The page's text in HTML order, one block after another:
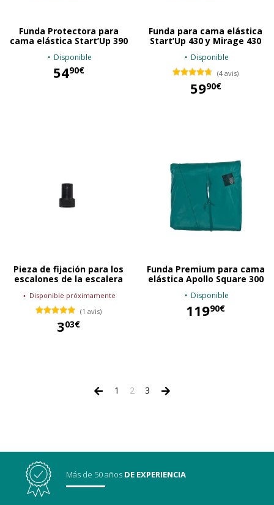
Funda Protectora para
cama elástica Start’Up 390
Disponible
5490€
Funda para cama elástica
Start’Up 430 y Mirage 430
Disponible
(4 avis)
5990€
Pieza de fijación para los
escalones de la escalera
Disponible próximamente
(1 avis)
303€
Funda Premium para cama
elástica Apollo Square 300
Disponible
11990€
1 2 3
Más de 50 años DE EXPERIENCIA